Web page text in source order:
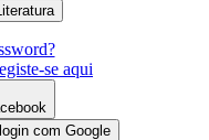
se aqui
com Google